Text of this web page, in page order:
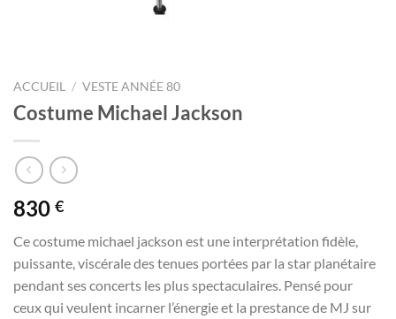
ACCUEIL / VESTE ANNÉE 80
Costume Michael Jackson
830 €
Ce costume michael jackson est une interprétation fidèle,
puissante, viscérale des tenues portées par la star planétaire
pendant ses concerts les plus spectaculaires. Pensé pour
ceux qui veulent incarner l’énergie et la prestance de MJ sur